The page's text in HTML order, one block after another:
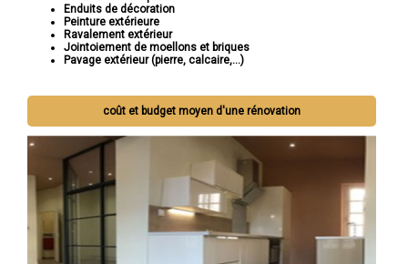
Enduits de décoration
Peinture extérieure
Ravalement extérieur
Jointoiement de moellons et briques
Pavage extérieur (pierre, calcaire,...)
coût et budget moyen d'une rénovation